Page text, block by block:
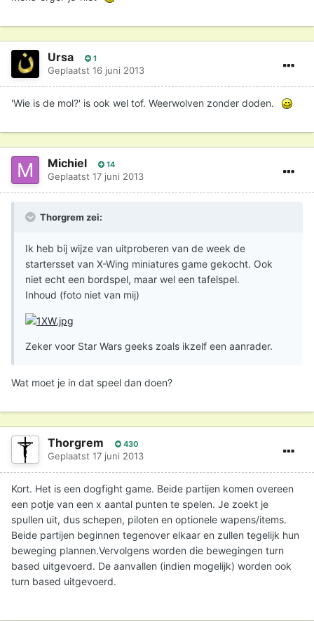
Ursa 1
Geplaatst 16 juni 2013
'Wie is de mol?' is ook wel tof. Weerwolven zonder doden.
Michiel 14
Geplaatst 17 juni 2013
Thorgrem zei:
Ik heb bij wijze van uitproberen van de week de
startersset van X-Wing miniatures game gekocht. Ook
niet echt een bordspel, maar wel een tafelspel.
Inhoud (foto niet van mij)
Zeker voor Star Wars geeks zoals ikzelf een aanrader.
Wat moet je in dat speel dan doen?
Thorgrem 430
Geplaatst 17 juni 2013
Kort. Het is een dogfight game. Beide partijen komen overeen
een potje van een x aantal punten te spelen. Je zoekt je
spullen uit, dus schepen, piloten en optionele wapens/items.
Beide partijen beginnen tegenover elkaar en zullen tegelijk hun
beweging plannen.Vervolgens worden die bewegingen turn
based uitgevoerd. De aanvallen (indien mogelijk) worden ook
turn based uitgevoerd.